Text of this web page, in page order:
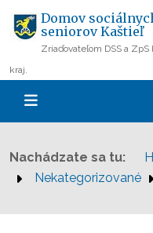
Domov
seniorov Kaštieľ
Zriaďovateľom DSS a
kraj.
Nachádzate sa tu:
Nekategorizované